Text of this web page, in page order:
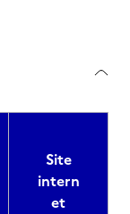
Site
intern
et